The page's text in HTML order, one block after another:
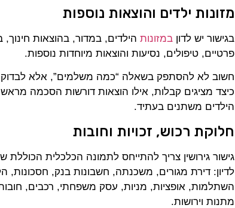
מזונות ילדים והוצאות נוספות
בגישור יש לדון במזונותהילדים, במדור, בהוצאות חינוך,
פרטיים, טיפולים, נסיעות והוצאות מיוחדות נוספות.
חשוב לא להסתפק בשאלה “כמה משלמים”, אלא
כיצד מציגים קבלות, אילו הוצאות דורשות הסכמה
הילדים משתנים בעתיד.
חלוקת רכוש, זכויות וחובות
גישור גירושין צריך להתייחס לתמונה הכלכלית הכוללת
לדיון: דירת מגורים, משכנתה, חשבונות בנק, חסכונות,
השתלמות, אופציות, מניות, עסק משפחתי, רכבים, חובות,
מתנות וירושות.